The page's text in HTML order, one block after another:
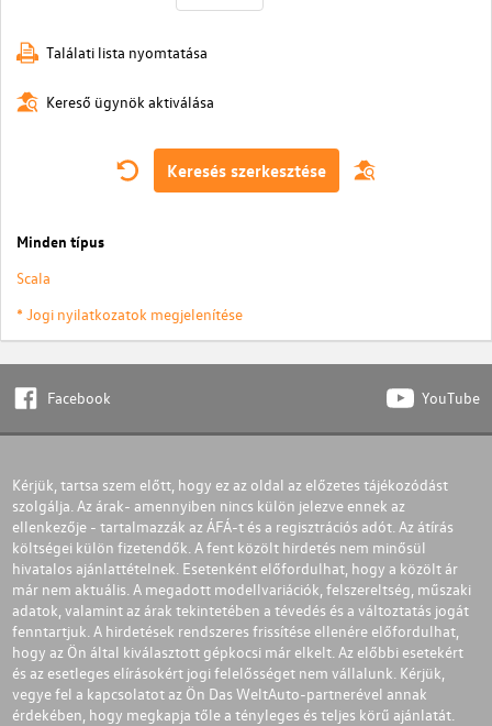
Találati lista nyomtatása
Kereső ügynök aktiválása
Keresés szerkesztése
Minden típus
Scala
* Jogi nyilatkozatok megjelenítése
Facebook YouTube
Kérjük, tartsa szem előtt, hogy ez az oldal az előzetes tájékozódást
szolgálja. Az árak- amennyiben nincs külön jelezve ennek az
ellenkezője - tartalmazzák az ÁFÁ-t és a regisztrációs adót. Az átírás
költségei külön fizetendők. A fent közölt hirdetés nem minősül
hivatalos ajánlattételnek. Esetenként előfordulhat, hogy a közölt ár
már nem aktuális. A megadott modellvariációk, felszereltség, műszaki
adatok, valamint az árak tekintetében a tévedés és a változtatás jogát
fenntartjuk. A hirdetések rendszeres frissítése ellenére előfordulhat,
hogy az Ön által kiválasztott gépkocsi már elkelt. Az előbbi esetekért
és az esetleges elírásokért jogi felelősséget nem vállalunk. Kérjük,
vegye fel a kapcsolatot az Ön Das WeltAuto-partnerével annak
érdekében, hogy megkapja tőle a tényleges és teljes körű ajánlatát.